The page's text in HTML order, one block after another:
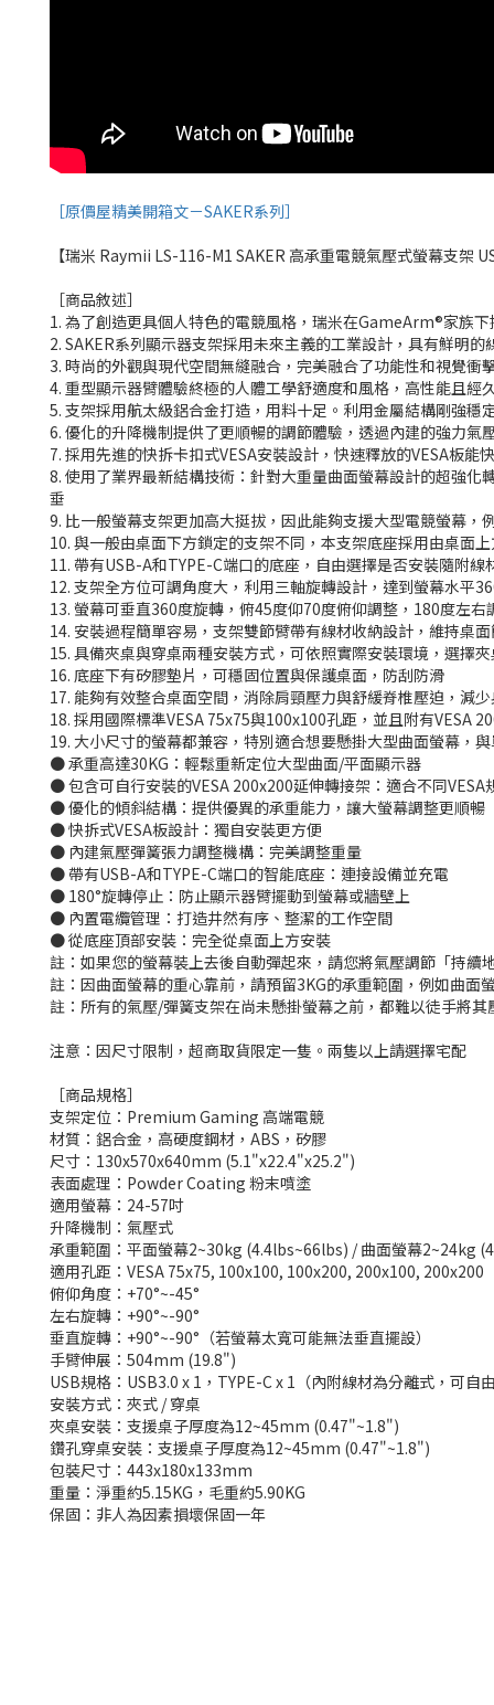
［原價屋精美開箱文－SAKER系列］
【瑞米 Raymii LS-116-M1 SAKER 高承重電競氣壓式螢幕支架
［商品敘述］
1. 為了創造更具個人特色的電競風格，瑞米在GameArm®家族
2. SAKER系列顯示器支架採用未來主義的工業設計，具有鮮明
3. 時尚的外觀與現代空間無縫融合，完美融合了功能性和視覺
4. 重型顯示器臂體驗終極的人體工學舒適度和風格，高性能且
5. 支架採用航太級鋁合金打造，用料十足。利用金屬結構剛強
6. 優化的升降機制提供了更順暢的調節體驗，透過內建的強力
7. 採用先進的快拆卡扣式VESA安裝設計，快速釋放的VESA板
8. 使用了業界最新結構技術：針對大重量曲面螢幕設計的超強
垂
9. 比一般螢幕支架更加高大挺拔，因此能夠支援大型電競螢幕
10. 與一般由桌面下方鎖定的支架不同，本支架底座採用由桌面
11. 帶有USB-A和TYPE-C端口的底座，自由選擇是否安裝隨附
12. 支架全方位可調角度大，利用三軸旋轉設計，達到螢幕水平
13. 螢幕可垂直360度旋轉，俯45度仰70度俯仰調整，180度左
14. 安裝過程簡單容易，支架雙節臂帶有線材收納設計，維持桌
15. 具備夾桌與穿桌兩種安裝方式，可依照實際安裝環境，選擇
16. 底座下有矽膠墊片，可穩固位置與保護桌面，防刮防滑
17. 能夠有效整合桌面空間，消除肩頸壓力與舒緩脊椎壓迫，減
18. 採用國際標準VESA 75x75與100x100孔距，並且附有VESA
19. 大小尺寸的螢幕都兼容，特別適合想要懸掛大型曲面螢幕，
● 承重高達30KG：輕鬆重新定位大型曲面/平面顯示器
● 包含可自行安裝的VESA 200x200延伸轉接架：適合不同VESA
● 優化的傾斜結構：提供優異的承重能力，讓大螢幕調整更順暢
● 快拆式VESA板設計：獨自安裝更方便
● 內建氣壓彈簧張力調整機構：完美調整重量
● 帶有USB-A和TYPE-C端口的智能底座：連接設備並充電
● 180°旋轉停止：防止顯示器臂擺動到螢幕或牆壁上
● 內置電纜管理：打造井然有序、整潔的工作空間
● 從底座頂部安裝：完全從桌面上方安裝
註：如果您的螢幕裝上去後自動彈起來，請您將氣壓調節「持
註：因曲面螢幕的重心靠前，請預留3KG的承重範圍，例如曲
註：所有的氣壓/彈簧支架在尚未懸掛螢幕之前，都難以徒手將
注意：因尺寸限制，超商取貨限定一隻。兩隻以上請選擇宅配
［商品規格］
支架定位：Premium Gaming 高端電競
材質：鋁合金，高硬度鋼材，ABS，矽膠
尺寸：130x570x640mm (5.1"x22.4"x25.2")
表面處理：Powder Coating 粉末噴塗
適用螢幕：24-57吋
升降機制：氣壓式
承重範圍：平面螢幕2~30kg (4.4lbs~66lbs) / 曲面螢幕2~24kg
適用孔距：VESA 75x75, 100x100, 100x200, 200x100, 200x200
俯仰角度：+70°~-45°
左右旋轉：+90°~-90°
垂直旋轉：+90°~-90°（若螢幕太寬可能無法垂直擺設）
手臂伸展：504mm (19.8")
USB規格：USB3.0 x 1，TYPE-C x 1（內附線材為分離式，可自
安裝方式：夾式 / 穿桌
夾桌安裝：支援桌子厚度為12~45mm (0.47"~1.8")
鑽孔穿桌安裝：支援桌子厚度為12~45mm (0.47"~1.8")
包裝尺寸：443x180x133mm
重量：淨重約5.15KG，毛重約5.90KG
保固：非人為因素損壞保固一年